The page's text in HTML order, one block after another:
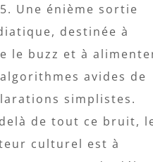
Une énième sortie
destinée à
le buzz et à
avides de
simplistes.
de tout ce bruit,
culturel est à